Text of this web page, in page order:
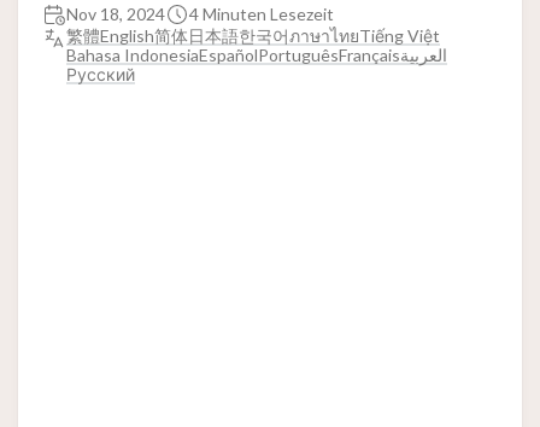
Nov 18, 2024
4 Minuten Lesezeit
繁體English简体日本語한국어ภาษาไทยTiếng Việt
Bahasa IndonesiaEspañolPortuguêsFrançaisالعربية
Русский